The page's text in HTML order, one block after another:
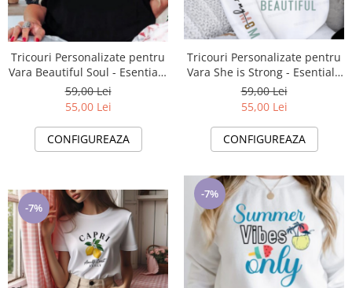
Tricouri Personalizate pentru
Vara Beautiful Soul - Esentiale
in Bagajul Tau de Vacanta ❤️
E-Cadou.com
59,00 Lei
55,00 Lei
CONFIGUREAZA
Tricouri Personalizate pentru
Vara She is Strong - Esentiale
in Bagajul Tau de Vacanta ❤️
E-Cadou.com
59,00 Lei
55,00 Lei
CONFIGUREAZA
-7%
-7%